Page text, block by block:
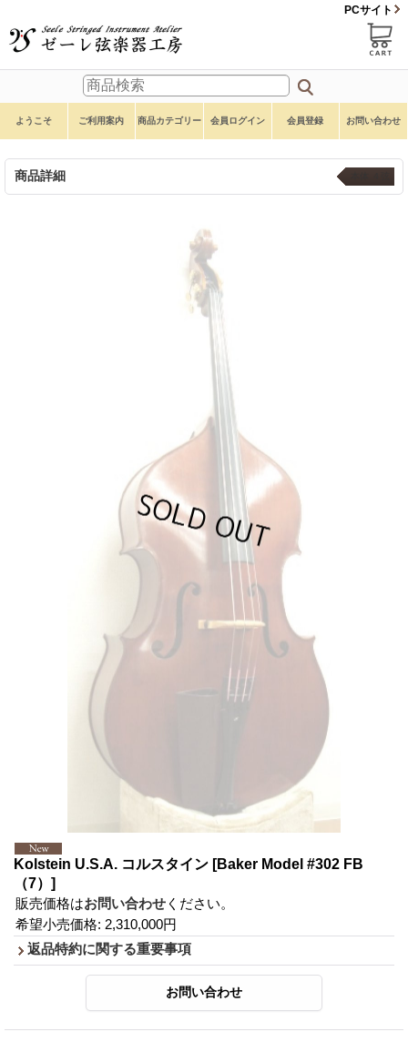
PCサイト
ようこそ ご利用案内 商品カテゴリー 会員ログイン 会員登録 お問い合わせ
商品詳細
Kolstein U.S.A. コルスタイン [Baker Model #302 FB
（7）]
販売価格はお問い合わせ ください。
希望小売価格: 2,310,000円
返品特約に関する重要事項